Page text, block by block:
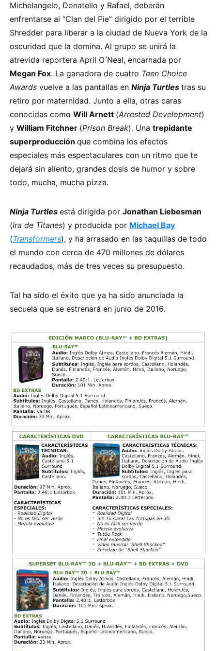
Michelangelo, Donatello y Rafael, deberán
enfrentarse al “Clan del Pie” dirigido por el terrible
Shredder para liberar a la ciudad de Nueva York de la
oscuridad que la domina. Al grupo se unirá la
atrevida reportera April O ́Neal, encarnada por
Megan Fox. La ganadora de cuatro Teen Choice
Awards vuelve a las pantallas en Ninja Turtles tras su
retiro por maternidad. Junto a ella, otras caras
conocidas como Will Arnett (Arrested Development)
y William Fitchner (Prison Break). Una trepidante
superproducción que combina los efectos
especiales más espectaculares con un ritmo que te
dejará sin aliento, grandes dosis de humor y sobre
todo, mucha, mucha pizza.
Ninja Turtles está dirigida por Jonathan Liebesman
(Ira de Titanes) y producida por Michael Bay
(Transformers), y ha arrasado en las taquillas de todo
el mundo con cerca de 470 millones de dólares
recaudados, más de tres veces su presupuesto.
Tal ha sido el éxito que ya ha sido anunciada la
secuela que se estrenará en junio de 2016.